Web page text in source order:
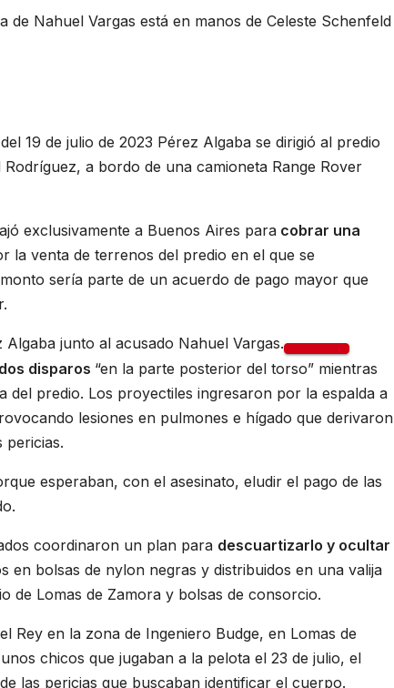
Nahuel Vargas está en manos de Celeste Schenfeld
19 de julio de 2023 Pérez Algaba se dirigió al predio
a bordo de una camioneta Range Rover
exclusivamente a Buenos Aires para cobrar una
la venta de terrenos del predio en el que se
sería parte de un acuerdo de pago mayor que
Algaba junto al acusado Nahuel Vargas.
dos disparos “en la parte posterior del torso” mientras
predio. Los proyectiles ingresaron por la espalda a
lesiones en pulmones e hígado que derivaron
pericias.
esperaban, con el asesinato, eludir el pago de las
coordinaron un plan para descuartizarlo y ocultar
en bolsas de nylon negras y distribuidos en una valija
de Lomas de Zamora y bolsas de consorcio.
Rey en la zona de Ingeniero Budge, en Lomas de
chicos que jugaban a la pelota el 23 de julio, el
las pericias que buscaban identificar el cuerpo.